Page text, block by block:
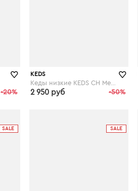
-20%
KEDS
-50%
2 950 руб
SALE SALE